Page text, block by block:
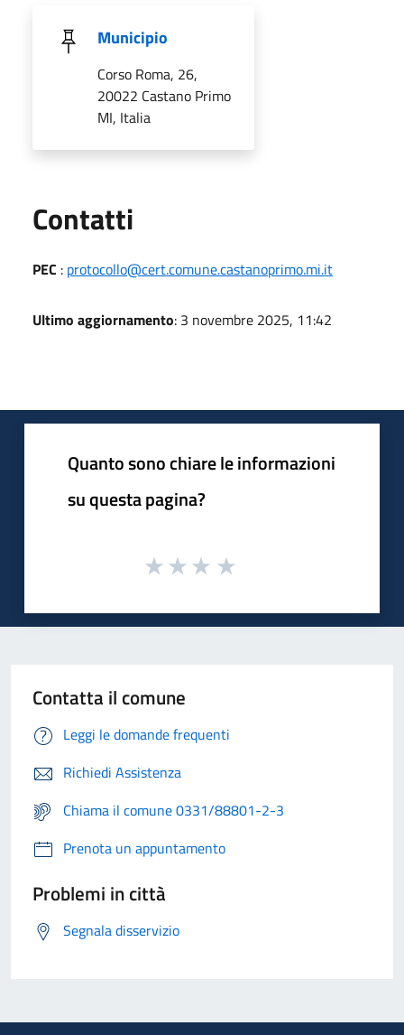
Municipio
Corso Roma, 26,
20022 Castano Primo
MI, Italia
Contatti
PEC : protocollo@cert.comune.castanoprimo.mi.it
Ultimo aggiornamento: 3 novembre 2025, 11:42
Quanto sono chiare le informazioni
su questa pagina?
Contatta il comune
Leggi le domande frequenti
Richiedi Assistenza
Chiama il comune 0331/88801-2-3
Prenota un appuntamento
Problemi in città
Segnala disservizio